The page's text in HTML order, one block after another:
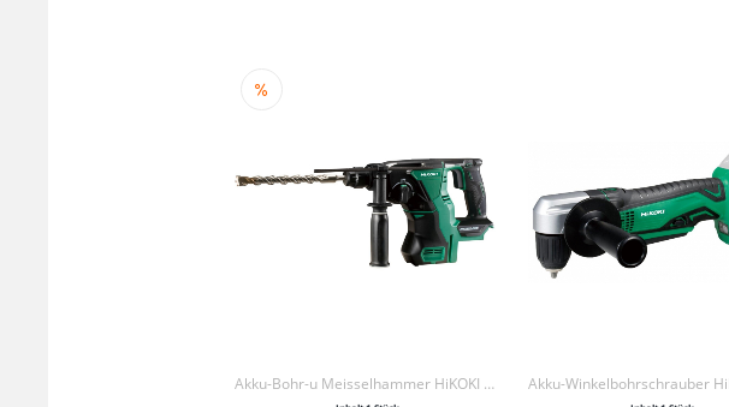
Akku-Bohr-u Meisselhammer HiKOKI DH18DBL BASIC/HSC